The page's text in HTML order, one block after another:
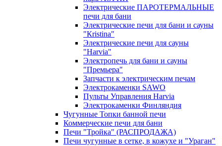
Электрические ПАРОТЕРМАЛЬНЫЕ
печи для бани
Электрические печи для бани и сауны
"Кristina"
Электрические печи для сауны
"Harvia"
Электропечь для бани и сауны
"Премьера"
Запчасти к электрическим печам
Электрокаменки SAWO
Пульты Управления Harvia
Электрокаменки Финляндия
Чугунные Топки банной печи
Коммерческие печи для бани
Печи "Тройка" (РАСПРОДАЖА)
Печи чугунные в сетке, в кожухе и "Ураган"